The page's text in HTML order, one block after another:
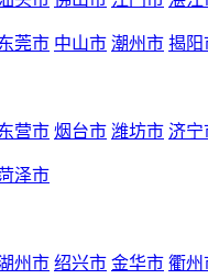
莞市 中山市 潮州市 揭阳
营市 烟台市 潍坊市 济宁
泽市
州市 绍兴市 金华市 衢州